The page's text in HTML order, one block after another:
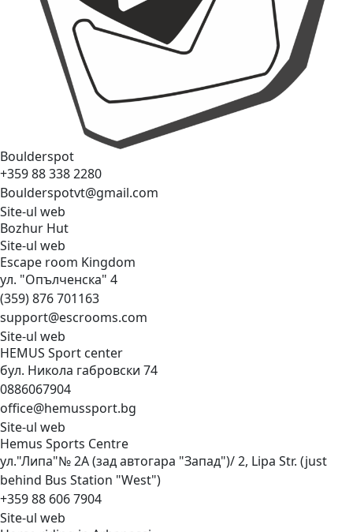
Boulderspot
+359 88 338 2280
Boulderspotvt@gmail.com
Site-ul web
Bozhur Hut
Site-ul web
Escape room Kingdom
ул. "Опълченска" 4
(359) 876 701163
support@escrooms.com
Site-ul web
HEMUS Sport center
бул. Никола габровски 74
0886067904
office@hemussport.bg
Site-ul web
Hemus Sports Centre
ул."Липа"№ 2А (зад автогара "Запад")/ 2, Lipa Str. (just
behind Bus Station "West")
+359 88 606 7904
Site-ul web